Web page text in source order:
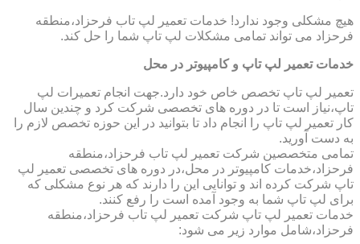
هیچ مشکلی وجود ندارد! خدمات تعمیر لپ تاب فرحزاد،منطقه
فرحزاد می تواند تمامی مشکلات لپ تاپ شما را حل کند.
خدمات تعمیر لپ تاپ و کامپیوتر در محل
تعمیر لپ تاپ تخصص خاص خود دارد.جهت انجام تعمیرات لپ
تاپ،نیاز است تا در دوره های تخصصی شرکت کرد و چندین سال
کار تعمیر لپ تاپ را انجام داد تا بتوانید در این حوزه تخصص لازم را
به دست آورید.
تمامی متخصصین شرکت تعمیر لپ تاب فرحزاد،منطقه
فرحزاد،خدمات کامپیوتر در محل،در دوره های تخصصی تعمیر لپ
تاپ شرکت کرده اند و توانایی این را دارند که هر نوع مشکلی که
برای لپ تاپ شما به وجود آمده است را رفع کنند.
خدمات تعمیر لپ تاپ شرکت تعمیر لپ تاب فرحزاد،منطقه
فرحزاد،شامل موارد زیر می شود: